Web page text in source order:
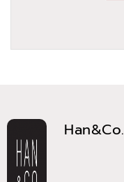
Han&Co.